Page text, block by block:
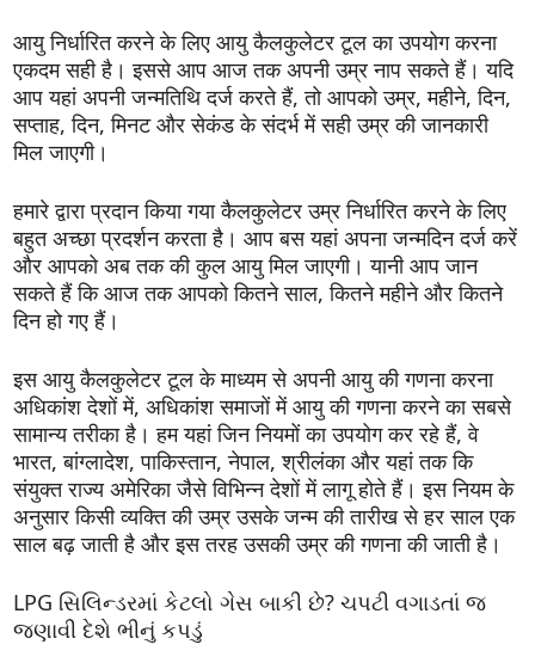
आयु निर्धारित करने के लिए आयु कैलकुलेटर टूल का उपयोग करना
एकदम सही है। इससे आप आज तक अपनी उम्र नाप सकते हैं। यदि
आप यहां अपनी जन्मतिथि दर्ज करते हैं, तो आपको उम्र, महीने, दिन,
सप्ताह, दिन, मिनट और सेकंड के संदर्भ में सही उम्र की जानकारी
मिल जाएगी।
हमारे द्वारा प्रदान किया गया कैलकुलेटर उम्र निर्धारित करने के लिए
बहुत अच्छा प्रदर्शन करता है। आप बस यहां अपना जन्मदिन दर्ज करें
और आपको अब तक की कुल आयु मिल जाएगी। यानी आप जान
सकते हैं कि आज तक आपको कितने साल, कितने महीने और कितने
दिन हो गए हैं।
इस आयु कैलकुलेटर टूल के माध्यम से अपनी आयु की गणना करना
अधिकांश देशों में, अधिकांश समाजों में आयु की गणना करने का सबसे
सामान्य तरीका है। हम यहां जिन नियमों का उपयोग कर रहे हैं, वे
भारत, बांग्लादेश, पाकिस्तान, नेपाल, श्रीलंका और यहां तक ​​कि
संयुक्त राज्य अमेरिका जैसे विभिन्न देशों में लागू होते हैं। इस नियम के
अनुसार किसी व्यक्ति की उम्र उसके जन्म की तारीख से हर साल एक
साल बढ़ जाती है और इस तरह उसकी उम्र की गणना की जाती है।
LPG સિલિન્ડરમાં કેટલો ગેસ બાકી છે? ચપટી વગાડતાં જ
જણાવી દેશે ભીનું કપડું